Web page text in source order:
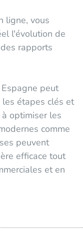
ligne, vous
l'évolution de
rapports
peut
étapes clés et
optimiser les
comme
peuvent
efficace tout
et en